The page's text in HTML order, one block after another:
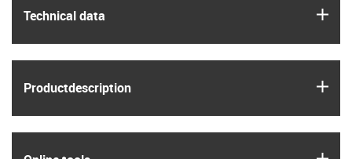
Technical data
Product­description